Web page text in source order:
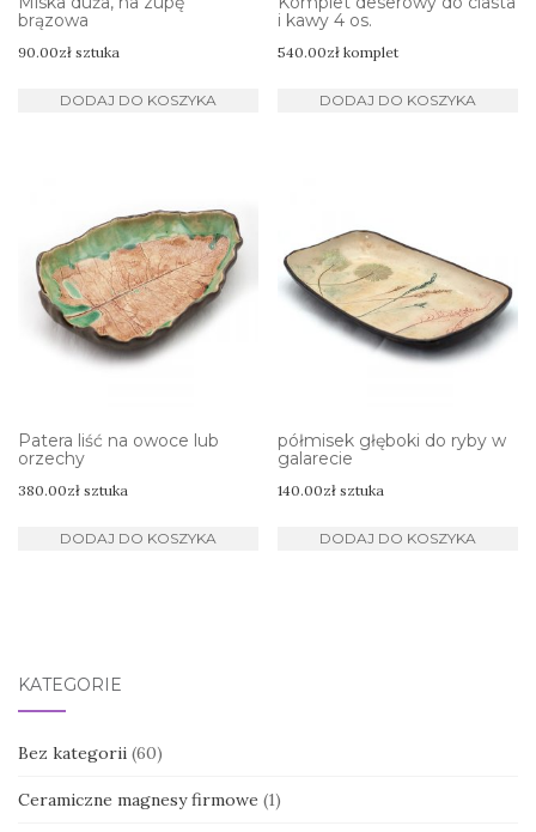
brązowa
90.00zł sztuka
DODAJ DO KOSZYKA
i kawy 4 os.
540.00zł komplet
DODAJ DO KOSZYKA
Patera liść na owoce lub
orzechy
380.00zł sztuka
DODAJ DO KOSZYKA
półmisek głęboki do ryby w
galarecie
140.00zł sztuka
DODAJ DO KOSZYKA
KATEGORIE
Bez kategorii (60)
Ceramiczne magnesy firmowe (1)